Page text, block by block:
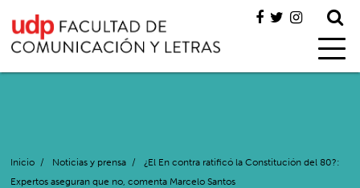
Inicio / Noticias y prensa /
¿El En contra ratificó la Constitución del 80?:
Expertos aseguran que no, comenta Marcelo Santos